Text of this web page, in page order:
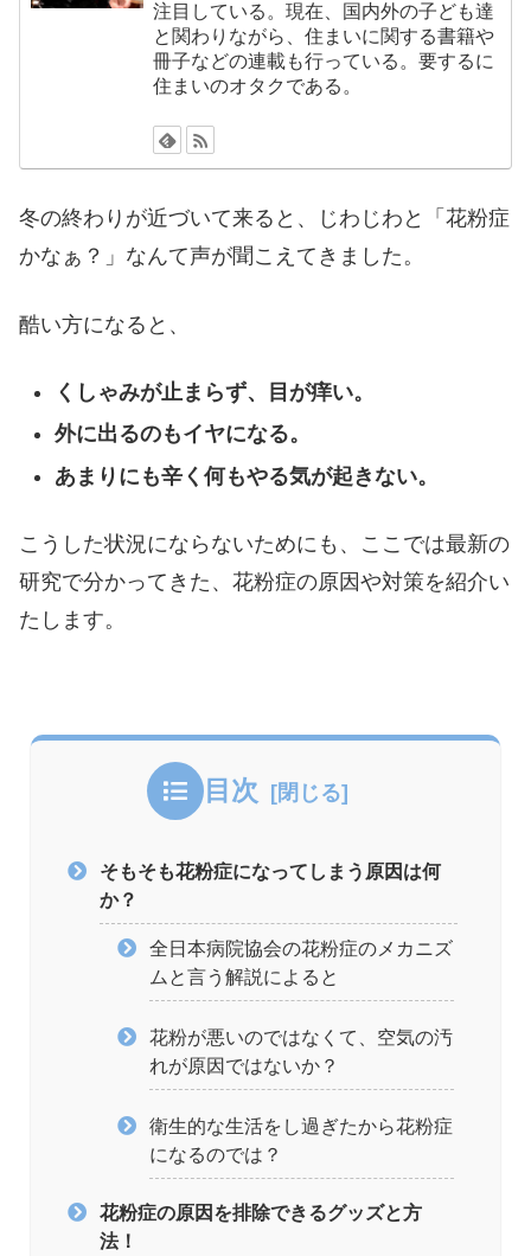
注目している。現在、国内外の子ども達
と関わりながら、住まいに関する書籍や
冊子などの連載も行っている。要するに
住まいのオタクである。
冬の終わりが近づいて来ると、じわじわと「花粉症
かなぁ？」なんて声が聞こえてきました。
酷い方になると、
くしゃみが止まらず、目が痒い。
外に出るのもイヤになる。
あまりにも辛く何もやる気が起きない。
こうした状況にならないためにも、ここでは最新の
研究で分かってきた、花粉症の原因や対策を紹介い
たします。
目次
そもそも花粉症になってしまう原因は何
か？
全日本病院協会の花粉症のメカニズ
ムと言う解説によると
花粉が悪いのではなくて、空気の汚
れが原因ではないか？
衛生的な生活をし過ぎたから花粉症
になるのでは？
花粉症の原因を排除できるグッズと方
法！